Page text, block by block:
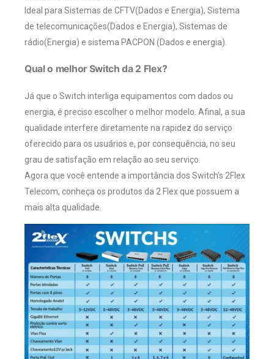
Ideal para Sistemas de CFTV(Dados e Energia), Sistema
de telecomunicações(Dados e Energia), Sistemas de
rádio(Energia) e sistema PACPON (Dados e energia).
Qual o melhor Switch da 2 Flex?
Já que o Switch interliga equipamentos com dados ou
energia, é preciso escolher o melhor modelo. Afinal, a sua
qualidade interfere diretamente na rapidez do serviço
oferecido para os usuários e, por consequência, no seu
grau de satisfação em relação ao seu serviço.
Agora que você entende a importância dos Switch’s 2Flex
Telecom, conheça os produtos da 2 Flex que possuem a
mais alta qualidade.